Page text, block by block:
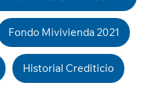
Fondo Mivivienda 2021
Historial Crediticio